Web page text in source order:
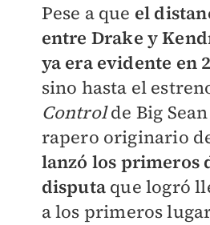
Pese a que el
entre Drake y
ya era evidente en
sino hasta el
Controlde Big
rapero originario
lanzó los primeros
disputa que logró
a los primeros